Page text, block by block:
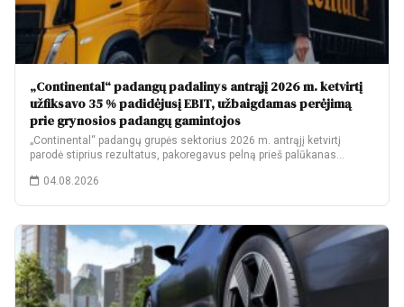
„Continental“ padangų padalinys antrąjį 2026 m. ketvirtį
užfiksavo 35 % padidėjusį EBIT, užbaigdamas perėjimą
prie grynosios padangų gamintojos
„Continental“ padangų grupės sektorius 2026 m. antrąjį ketvirtį
parodė stiprius rezultatus, pakoregavus pelną prieš palūkanas…
04.08.2026